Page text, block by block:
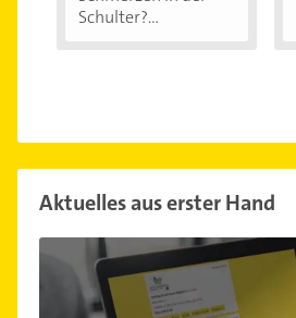
Schulter?
Aktuelles aus erster Hand